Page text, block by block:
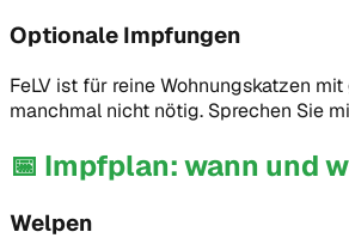
Optionale Impfungen
FeLV ist für reine Wohnungskatzen
manchmal nicht nötig. Sprechen Sie
📅 Impfplan: wann und
Welpen